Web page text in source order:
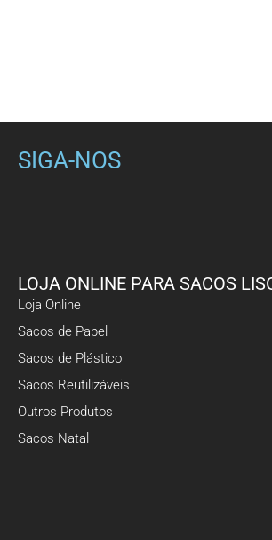
SIGA-NOS
LOJA ONLINE PARA SACOS
Loja Online
Sacos de Papel
Sacos de Plástico
Sacos Reutilizáveis
Outros Produtos
Sacos Natal